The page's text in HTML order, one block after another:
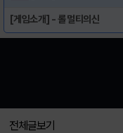
[게임소개] - 롤 멀티의신
전체글보기